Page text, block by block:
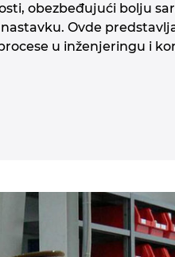
obezbeđujući bolju
Ovde
u inženjeringu i